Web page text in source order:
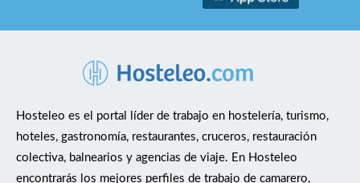
Hosteleo es el portal líder de trabajo en hostelería, turismo,
hoteles, gastronomía, restaurantes, cruceros, restauración
colectiva, balnearios y agencias de viaje. En Hosteleo
encontrarás los mejores perfiles de trabajo de camarero,